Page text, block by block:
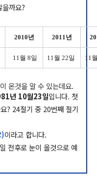
을까요?
2010년 2011년
11월 8일 11월 22일 11
온것을 알 수 있는데요.
년 10월23일입니다. 첫
? 24절기 중 20번째 절기
이라고 합니다.
전후로 눈이 올것으로 예